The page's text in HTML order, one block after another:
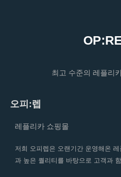
최고 수준의 레플리
오피:렙
레플리카 쇼핑몰
저희 오피렙은 오랜기간 운영해온
과 높은 퀄리티를 바탕으로 고객과